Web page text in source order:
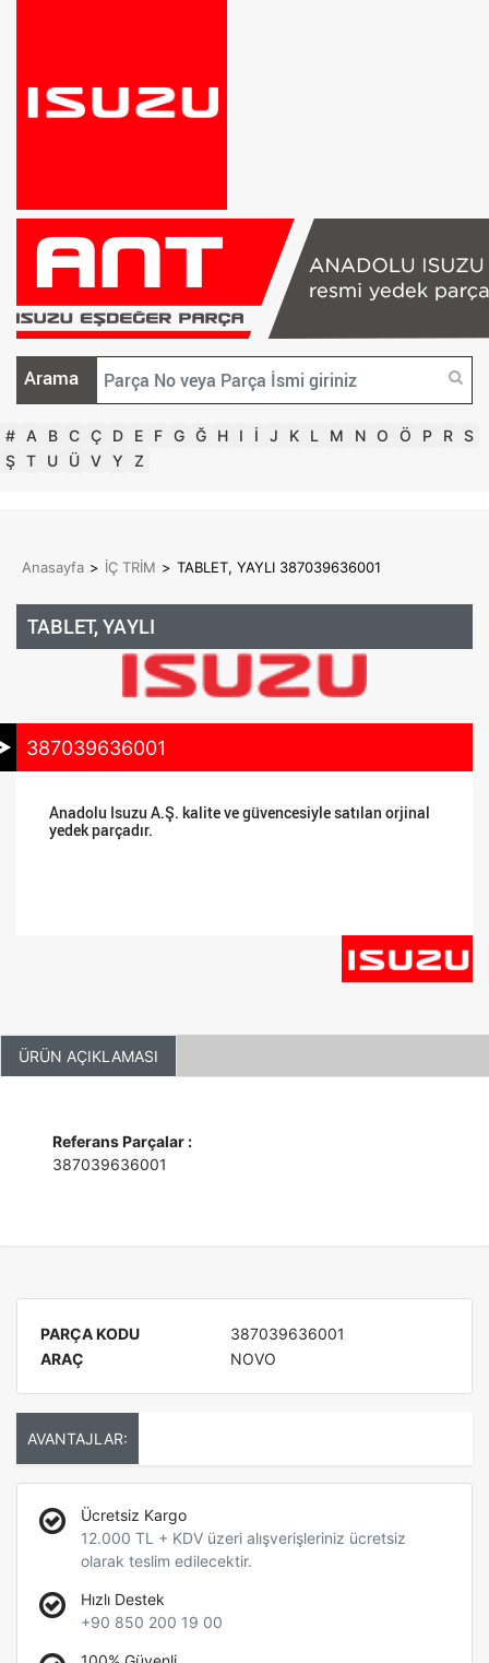
Arama
# A B C Ç D E F G Ğ H I İ J K L M N O Ö P R S
Ş T U Ü V Y Z
Anasayfa > İÇ TRİM > TABLET, YAYLI 387039636001
TABLET, YAYLI
387039636001
Anadolu Isuzu A.Ş. kalite ve güvencesiyle satılan orjinal
yedek parçadır.
ÜRÜN AÇIKLAMASI
Referans Parçalar :
387039636001
PARÇA KODU
387039636001
ARAÇ
NOVO
AVANTAJLAR:
Ücretsiz Kargo
12.000 TL + KDV üzeri alışverişleriniz ücretsiz
olarak teslim edilecektir.
Hızlı Destek
+90 850 200 19 00